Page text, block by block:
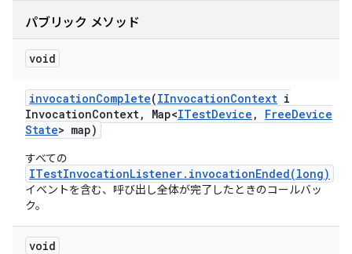
パブリック メソッド
void
invocationComplete(IInvocationContext i
InvocationContext, Map<ITestDevice , FreeDevice
State> map)
すべての
ITestInvocationListener.invocationEnded(long)
イベントを含む、呼び出し全体が完了したときのコールバッ
ク。
void